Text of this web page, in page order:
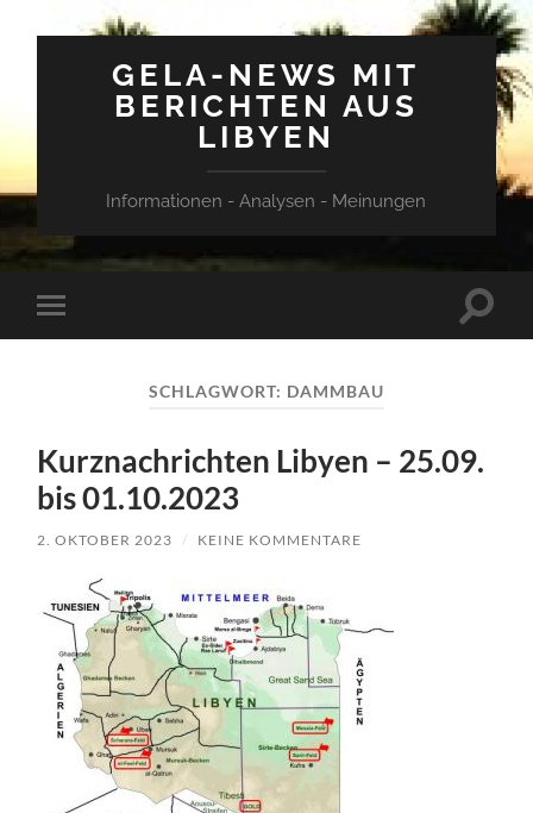
GELA-NEWS MIT
BERICHTEN AUS
LIBYEN
Informationen - Analysen - Meinungen
Mobile-
Menü
SCHLAGWORT: DAMMBAU
Kurznachrichten Libyen – 25.09.
bis 01.10.2023
2. OKTOBER 2023 / KEINE KOMMENTARE